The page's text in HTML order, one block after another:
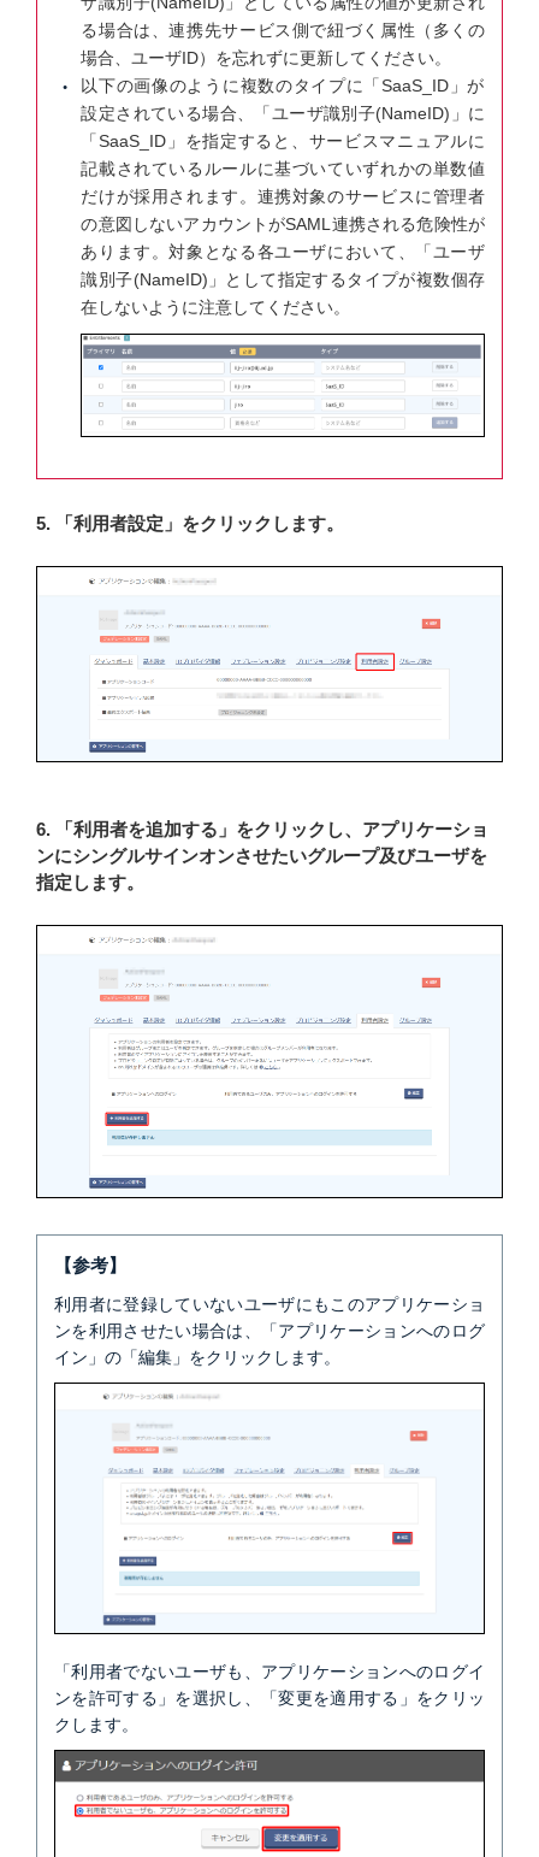
る場合は、連携先サービス側で紐づく属性（多くの
場合、ユーザID）を忘れずに更新してください。
以下の画像のように複数のタイプに「SaaS_ID」が
設定されている場合、「ユーザ識別子(NameID)」に
「SaaS_ID」を指定すると、サービスマニュアルに
記載されているルールに基づいていずれかの単数値
だけが採用されます。連携対象のサービスに管理者
の意図しないアカウントがSAML連携される危険性が
あります。対象となる各ユーザにおいて、「ユーザ
識別子(NameID)」として指定するタイプが複数個存
在しないように注意してください。
5. 「利用者設定」をクリックします。
6. 「利用者を追加する」をクリックし、アプリケーショ
ンにシングルサインオンさせたいグループ及びユーザを
指定します。
【参考】
利用者に登録していないユーザにもこのアプリケーショ
ンを利用させたい場合は、「アプリケーションへのログ
イン」の「編集」をクリックします。
「利用者でないユーザも、アプリケーションへのログイ
ンを許可する」を選択し、「変更を適用する」をクリッ
クします。